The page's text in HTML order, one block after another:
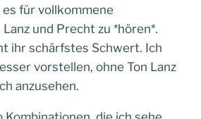
es für vollkommene
und Precht zu *hören*.
ihr schärfstes Schwert. Ich
vorstellen, ohne Ton Lanz
anzusehen.